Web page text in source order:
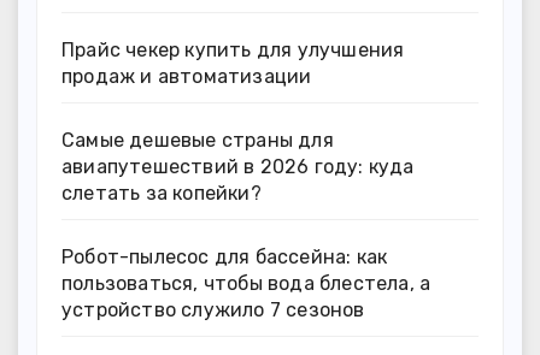
Прайс чекер купить для улучшения
продаж и автоматизации
Самые дешевые страны для
авиапутешествий в 2026 году: куда
слетать за копейки?
Робот-пылесос для бассейна: как
пользоваться, чтобы вода блестела, а
устройство служило 7 сезонов